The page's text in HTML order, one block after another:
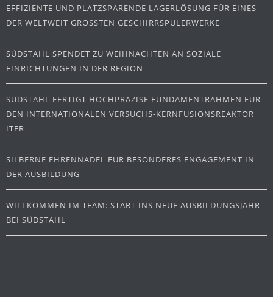
EFFIZIENTE UND PLATZSPARENDE LAGERLÖSUNG FÜR EINES
DER WELTWEIT GRÖSSTEN GESCHIRRSPÜLERWERKE
SÜDSTAHL SPENDET ZU WEIHNACHTEN AN SOZIALE
EINRICHTUNGEN IN DER REGION
SÜDSTAHL FERTIGT HOCHPRÄZISE FUNDAMENTRAHMEN FÜR
DEN INTERNATIONALEN VERSUCHS-KERNFUSIONSREAKTOR
ITER
SILBERNE EHRENNADEL FÜR BESONDERES ENGAGEMENT IN
DER AUSBILDUNG
WILLKOMMEN IM TEAM: START INS NEUE AUSBILDUNGSJAHR
BEI SÜDSTAHL